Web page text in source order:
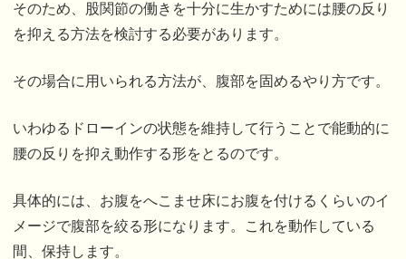
そのため、股関節の働きを十分に生かすためには腰の反り
を抑える方法を検討する必要があります。
その場合に用いられる方法が、腹部を固めるやり方です。
いわゆるドローインの状態を維持して行うことで能動的に
腰の反りを抑え動作する形をとるのです。
具体的には、お腹をへこませ床にお腹を付けるくらいのイ
メージで腹部を絞る形になります。これを動作している
間、保持します。